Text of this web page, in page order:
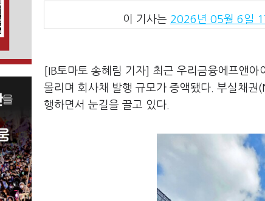
이 기사는 2026년 05월 6일
[IB토마토 송혜림 기자] 최근 우리금융에프앤
몰리며 회사채 발행 규모가 증액됐다. 부실채
행하면서 눈길을 끌고 있다.